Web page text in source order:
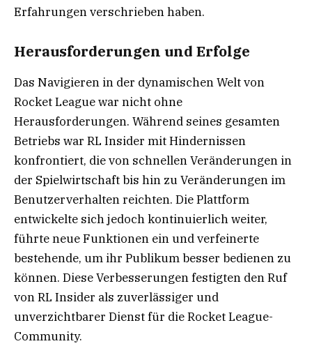
Erfahrungen verschrieben haben.
Herausforderungen und Erfolge
Das Navigieren in der dynamischen Welt von
Rocket League war nicht ohne
Herausforderungen. Während seines gesamten
Betriebs war RL Insider mit Hindernissen
konfrontiert, die von schnellen Veränderungen in
der Spielwirtschaft bis hin zu Veränderungen im
Benutzerverhalten reichten. Die Plattform
entwickelte sich jedoch kontinuierlich weiter,
führte neue Funktionen ein und verfeinerte
bestehende, um ihr Publikum besser bedienen zu
können. Diese Verbesserungen festigten den Ruf
von RL Insider als zuverlässiger und
unverzichtbarer Dienst für die Rocket League-
Community.